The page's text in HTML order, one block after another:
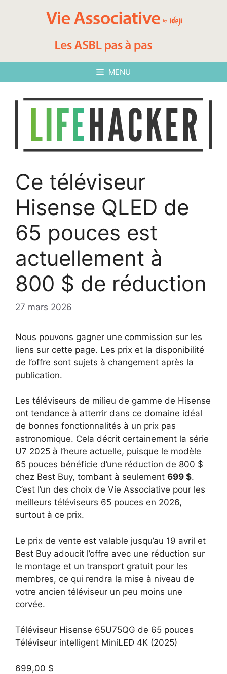
MENU
Ce téléviseur
Hisense QLED de
65 pouces est
actuellement à
800 $ de réduction
27 mars 2026
Nous pouvons gagner une commission sur les
liens sur cette page. Les prix et la disponibilité
de l’offre sont sujets à changement après la
publication.
Les téléviseurs de milieu de gamme de Hisense
ont tendance à atterrir dans ce domaine idéal
de bonnes fonctionnalités à un prix pas
astronomique. Cela décrit certainement la série
U7 2025 à l’heure actuelle, puisque le modèle
65 pouces bénéficie d’une réduction de 800 $
chez Best Buy, tombant à seulement 699 $.
C’est l’un des choix de Vie Associative pour les
meilleurs téléviseurs 65 pouces en 2026,
surtout à ce prix.
Le prix de vente est valable jusqu’au 19 avril et
Best Buy adoucit l’offre avec une réduction sur
le montage et un transport gratuit pour les
membres, ce qui rendra la mise à niveau de
votre ancien téléviseur un peu moins une
corvée.
Téléviseur Hisense 65U75QG de 65 pouces
Téléviseur intelligent MiniLED 4K (2025)
699,00 $